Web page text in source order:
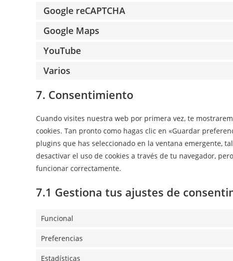
Google reCAPTCHA
Google Maps
YouTube
Varios
7. Consentimiento
Cuando visites nuestra web por primera vez, te
cookies. Tan pronto como hagas clic en «Guardar
plugins que has seleccionado en la ventana emergente,
desactivar el uso de cookies a través de tu navegador,
funcionar correctamente.
7.1 Gestiona tus ajustes de
Funcional
Preferencias
Estadísticas